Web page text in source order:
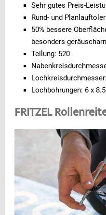
Sehr gutes Preis-
Rund- und
50% bessere
besonders
Teilung: 520
Lochbohrungen: 6 x
FRITZEL